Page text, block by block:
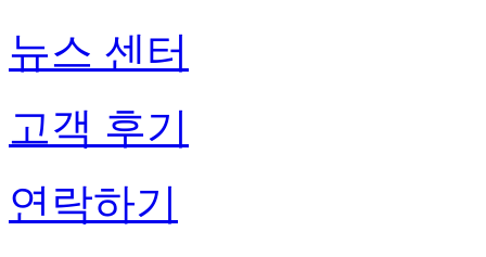
뉴스 센터
고객 후기
연락하기